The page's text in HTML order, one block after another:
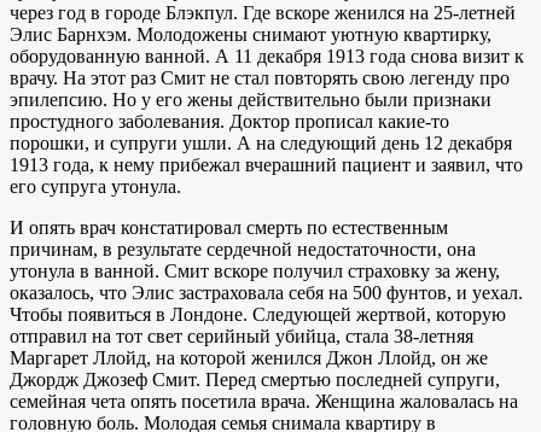
через год в городе Блэкпул. Где вскоре женился на 25-летней
Элис Барнхэм. Молодожены снимают уютную квартирку,
оборудованную ванной. А 11 декабря 1913 года снова визит к
врачу. На этот раз Смит не стал повторять свою легенду про
эпилепсию. Но у его жены действительно были признаки
простудного заболевания. Доктор прописал какие-то
порошки, и супруги ушли. А на следующий день 12 декабря
1913 года, к нему прибежал вчерашний пациент и заявил, что
его супруга утонула.
И опять врач констатировал смерть по естественным
причинам, в результате сердечной недостаточности, она
утонула в ванной. Смит вскоре получил страховку за жену,
оказалось, что Элис застраховала себя на 500 фунтов, и уехал.
Чтобы появиться в Лондоне. Следующей жертвой, которую
отправил на тот свет серийный убийца, стала 38-летняя
Маргарет Ллойд, на которой женился Джон Ллойд, он же
Джордж Джозеф Смит. Перед смертью последней супруги,
семейная чета опять посетила врача. Женщина жаловалась на
головную боль. Молодая семья снимала квартиру в